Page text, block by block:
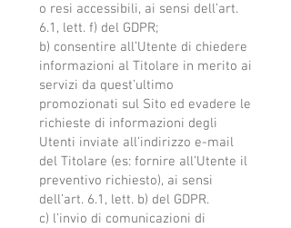
o resi accessibili, ai sensi dell’art.
6.1, lett. f) del GDPR;
b) consentire all’Utente di chiedere
informazioni al Titolare in merito ai
servizi da quest’ultimo
promozionati sul Sito ed evadere le
richieste di informazioni degli
Utenti inviate all’indirizzo e-mail
del Titolare (es: fornire all’Utente il
preventivo richiesto), ai sensi
dell’art. 6.1, lett. b) del GDPR.
c) l’invio di comunicazioni di